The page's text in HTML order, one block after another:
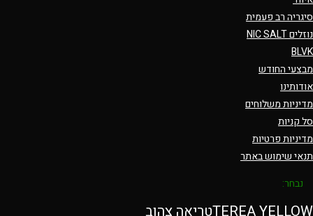
סיגריה רב פעמית
נוזלים NIC SALT
BLVK
מבצעי החודש
אודותינו
מדיניות משלוחים
סל קניות
מדיניות פרטיות
תנאי שימוש באתר
נבחר:
TEREA YELLOWטריאה צהוב